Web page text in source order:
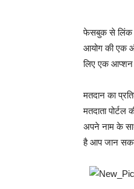
फेसबुक से लिंक
आयोग की एक
लिए एक आप्शन
मतदान का
मतदाता
अपने नाम के
है आप जान